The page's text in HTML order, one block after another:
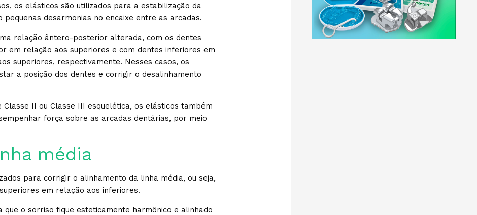
os elásticos são utilizados para a estabilização da
pequenas desarmonias no encaixe entre as arcadas.
relação ântero-posterior alterada, com os dentes
em relação aos superiores e com dentes inferiores em
superiores, respectivamente. Nesses casos, os
a posição dos dentes e corrigir o desalinhamento
Classe II ou Classe III esquelética, os elásticos também
força sobre as arcadas dentárias, por meio
média
para corrigir o alinhamento da linha média, ou seja,
em relação aos inferiores.
o sorriso fique esteticamente harmônico e alinhado